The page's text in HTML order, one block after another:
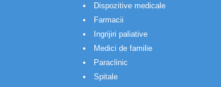
Dispozitive medicale
Farmacii
Ingrijiri paliative
Medici de familie
Paraclinic
Spitale